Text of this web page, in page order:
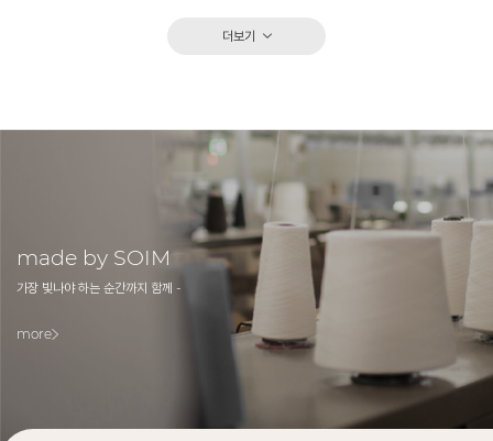
더보기
made by SOIM
가장 빛나야 하는 순간까지 함께 -
more